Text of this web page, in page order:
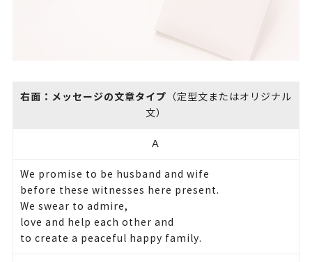
右面：メッセージの文章タイプ （定型文またはオリジナル
文）
Ａ
We promise to be husband and wife
before these witnesses here present.
We swear to admire,
love and help each other and
to create a peaceful happy family.